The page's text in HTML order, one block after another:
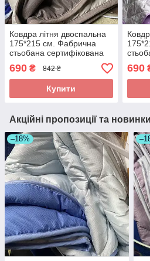
Ковдра літня двоспальна
175*215 см. Фабрична
стьобана сертифікована
ковдра ODA
690 ₴ 842 ₴
Купити
690
Акційні пропозиції та новинки
–18%